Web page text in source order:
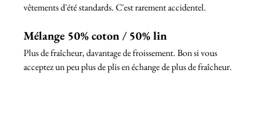
vêtements d'été standards. C'est rarement accidentel.
Mélange 50% coton / 50% lin
Plus de fraîcheur, davantage de froissement. Bon si vous
acceptez un peu plus de plis en échange de plus de fraîcheur.